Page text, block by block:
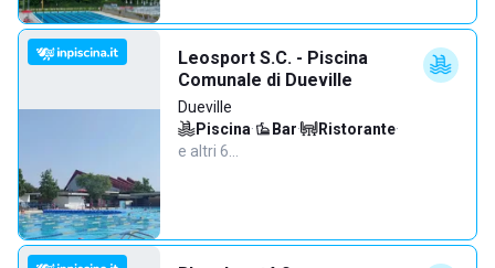
Leosport S.C. - Piscina
Comunale di Dueville
Dueville
Piscina· Bar· Ristorante·
e altri 6…